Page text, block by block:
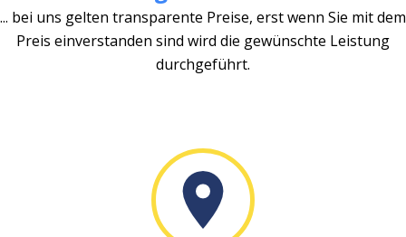
... bei uns gelten transparente Preise, erst wenn Sie mit dem
Preis einverstanden sind wird die gewünschte Leistung
durchgeführt.